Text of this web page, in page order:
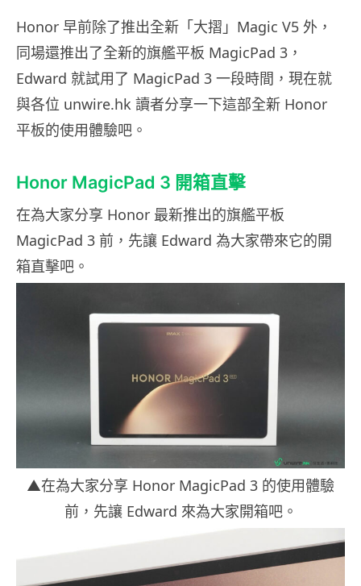
Honor 早前除了推出全新「大摺」Magic V5 外，
同場還推出了全新的旗艦平板 MagicPad 3，
Edward 就試用了 MagicPad 3 一段時間，現在就
與各位 unwire.hk 讀者分享一下這部全新 Honor
平板的使用體驗吧。
Honor MagicPad 3 開箱直擊
在為大家分享 Honor 最新推出的旗艦平板
MagicPad 3 前，先讓 Edward 為大家帶來它的開
箱直擊吧。
▲在為大家分享 Honor MagicPad 3 的使用體驗
前，先讓 Edward 來為大家開箱吧。